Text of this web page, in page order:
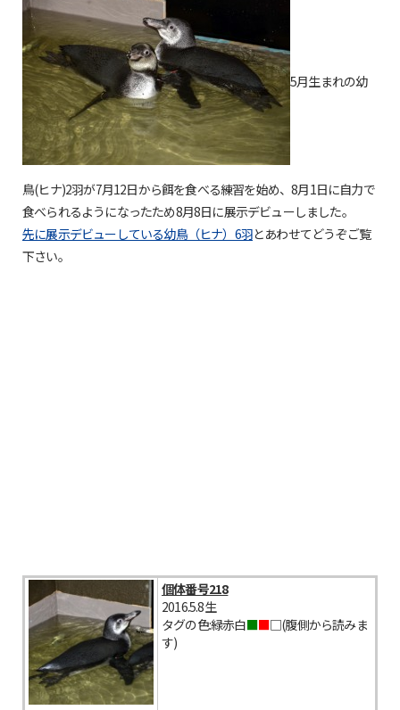
5月生まれの幼
鳥(ヒナ)2羽が7月12日から餌を食べる練習を始め、8月1日に自力で
食べられるようになったため8月8日に展示デビューしました。
先に展示デビューしている幼鳥（ヒナ）6羽とあわせてどうぞご覧
下さい。
個体番号218
2016.5.8生
タグの色:緑赤白■■□(腹側から読みま
す)